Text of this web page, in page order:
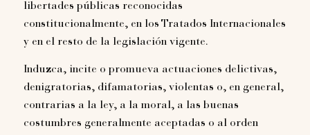
libertades públicas reconocidas
constitucionalmente, en los Tratados Internacionales
y en el resto de la legislación vigente.
Induzca, incite o promueva actuaciones delictivas,
denigratorias, difamatorias, violentas o, en general,
contrarias a la ley, a la moral, a las buenas
costumbres generalmente aceptadas o al orden